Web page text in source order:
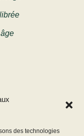
des technologies